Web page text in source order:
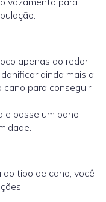
apenas ao redor
ainda mais a
cano para conseguir
e passe um pano
tipo de cano, você